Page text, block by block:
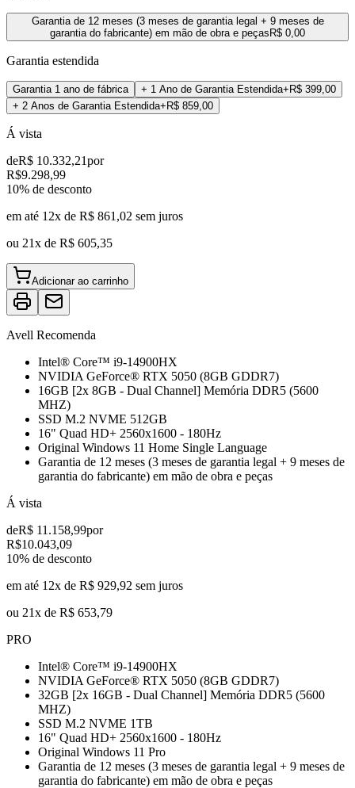
Garantia de 12 meses (3 meses de garantia legal + 9 meses de
garantia do fabricante) em mão de obra e peças R$ 0,00
Garantia estendida
Garantia 1 ano de fábrica + 1 Ano de Garantia Estendida+ R$ 399,00
+ 2 Anos de Garantia Estendida+ R$ 859,00
Á vista
deR$ 10.332,21por
R$9.298,99
10% de desconto
em até 12x de R$ 861,02 sem juros
ou 21x de R$ 605,35
Adicionar ao carrinho
Avell Recomenda
Intel® Core™ i9-14900HX
NVIDIA GeForce® RTX 5050 (8GB GDDR7)
16GB [2x 8GB - Dual Channel] Memória DDR5 (5600
MHZ)
SSD M.2 NVME 512GB
16" Quad HD+ 2560x1600 - 180Hz
Original Windows 11 Home Single Language
Garantia de 12 meses (3 meses de garantia legal + 9 meses de
garantia do fabricante) em mão de obra e peças
Á vista
deR$ 11.158,99por
R$10.043,09
10% de desconto
em até 12x de R$ 929,92 sem juros
ou 21x de R$ 653,79
PRO
Intel® Core™ i9-14900HX
NVIDIA GeForce® RTX 5050 (8GB GDDR7)
32GB [2x 16GB - Dual Channel] Memória DDR5 (5600
MHZ)
SSD M.2 NVME 1TB
16" Quad HD+ 2560x1600 - 180Hz
Original Windows 11 Pro
Garantia de 12 meses (3 meses de garantia legal + 9 meses de
garantia do fabricante) em mão de obra e peças